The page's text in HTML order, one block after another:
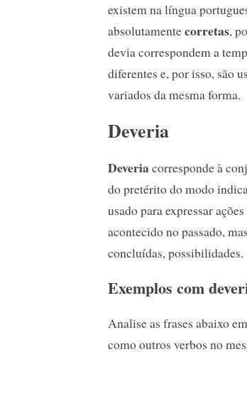
existem na língua
absolutamentecorretas,
devia correspondem a
diferentes e, por isso, são
variados da mesma forma.
Deveria
Deveriacorresponde à
do pretérito do modo
usado para expressar
acontecido no passado,
concluídas, possibilidades.
Exemplos com
Analise as frases abaixo
como outros verbos no